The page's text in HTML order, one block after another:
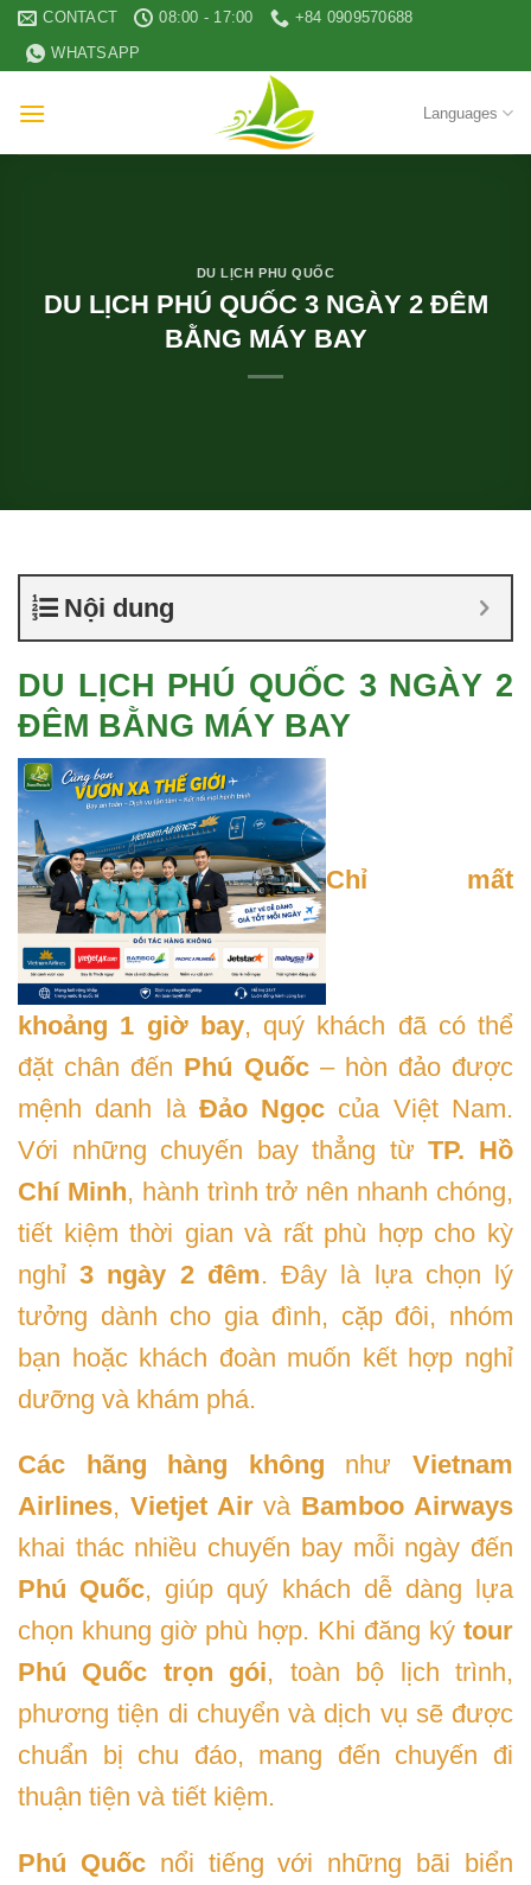
Skip
content
CONTACT 08:00 - 17:00
+84 0909570688
WHATSAPP
Languages
DU LỊCH PHU QUỐC
DU LỊCH PHÚ QUỐC 3 NGÀY 2 ĐÊM
BẰNG MÁY BAY
Nội dung
DU LỊCH PHÚ QUỐC 3 NGÀY 2
ĐÊM BẰNG MÁY BAY
Chỉ mất
khoảng 1 giờ bay, quý khách đã có thể
đặt chân đến Phú Quốc– hòn đảo được
mệnh danh là Đảo Ngọc của Việt Nam.
Với những chuyến bay thẳng từTP. Hồ
Chí Minh, hành trình trở nên nhanh chóng,
tiết kiệm thời gian và rất phù hợp cho kỳ
nghỉ3 ngày 2 đêm. Đây là lựa chọn lý
tưởng dành cho gia đình, cặp đôi, nhóm
bạn hoặc khách đoàn muốn kết hợp nghỉ
dưỡng và khám phá.
Các hãng hàng không nhưVietnam
Airlines, Vietjet Airvà Bamboo Airways
khai thác nhiều chuyến bay mỗi ngày đến
Phú Quốc, giúp quý khách dễ dàng lựa
chọn khung giờ phù hợp. Khi đăng ký tour
Phú Quốc trọn gói, toàn bộ lịch trình,
phương tiện di chuyển và dịch vụ sẽ được
chuẩn bị chu đáo, mang đến chuyến đi
thuận tiện và tiết kiệm.
Phú Quốcnổi tiếng với những bãi biển